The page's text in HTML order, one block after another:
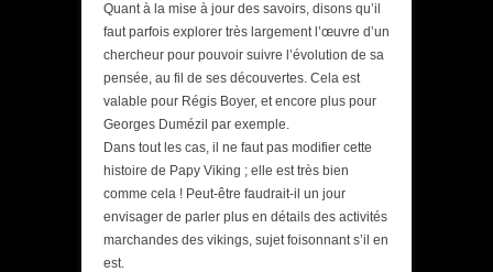
Quant à la mise à jour des savoirs, disons qu’il
faut parfois explorer très largement l’œuvre d’un
chercheur pour pouvoir suivre l’évolution de sa
pensée, au fil de ses découvertes. Cela est
valable pour Régis Boyer, et encore plus pour
Georges Dumézil par exemple.
Dans tout les cas, il ne faut pas modifier cette
histoire de Papy Viking ; elle est très bien
comme cela ! Peut-être faudrait-il un jour
envisager de parler plus en détails des activités
marchandes des vikings, sujet foisonnant s’il en
est.